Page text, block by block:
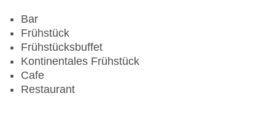
Gesamtanzahl der Stockwerke: 11
Gesamtanzahl der Zimmer: 406
Zahlungsarten: American Express, Diners Club,
Mastercard, Visa
Landeskategorie: 4 Sterne
Bar
Frühstück
Frühstücksbuffet
Kontinentales Frühstück
Cafe
Restaurant